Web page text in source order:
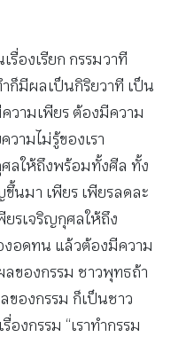
รื่องเรียก กรรมวาที
ำก็มีผลเป็นกิริยวาที เป็น
วามเพียร ต้องมีความ
ามไม่รู้ของเรา
ลให้ถึงพร้อมทั้งศีล ทั้ง
มา เพียร เพียรลดละ
รเจริญกุศลให้ถึง
อดทน แล้วต้องมีความ
ลของกรรม ชาวพุทธถ้า
ของกรรม ก็เป็นชาว
องกรรม “เราทำกรรม